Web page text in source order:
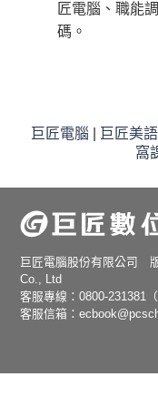
匠電腦、職能
碼。
巨匠電腦 巨匠美語
窩
巨匠電腦股份有限公司
Co., Ltd
客服專線：0800-231381
客服信箱：